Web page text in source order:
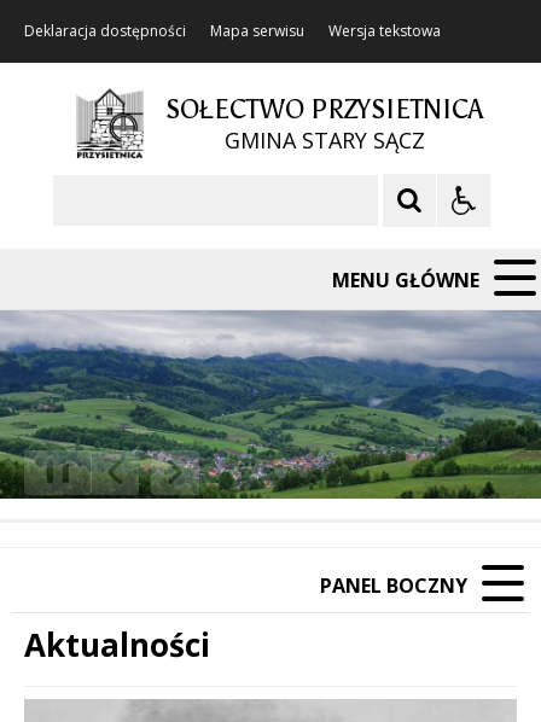
Deklaracja dostępności Mapa serwisu Wersja tekstowa
SOŁECTWO PRZYSIETNICA
GMINA STARY SĄCZ
MENU GŁÓWNE
Poprzedni Element
Następny Element
❚❚
PANEL BOCZNY
Aktualności
Treść